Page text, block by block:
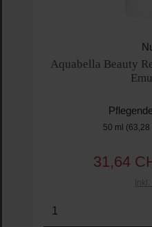
Aquabella Beauty
50 ml (63,28
31,64
Produkt Anzahl: